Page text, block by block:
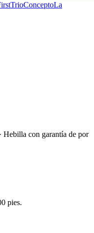
TrioConceptoLa
Hebilla con garantía de por
pies.